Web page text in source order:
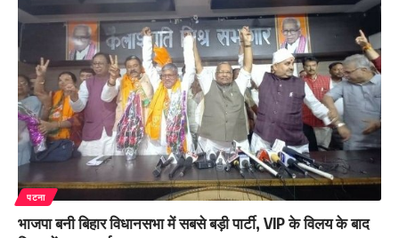
पटना
भाजपा बनी बिहार विधानसभा में सबसे बड़ी पार्टी, VIP के विलय के बाद